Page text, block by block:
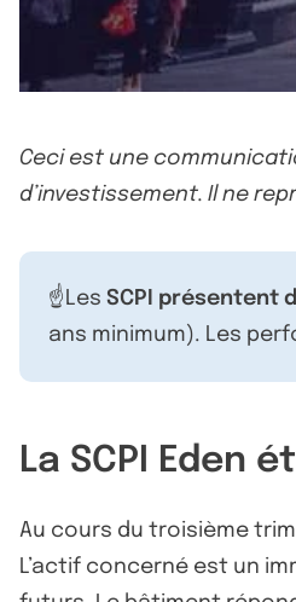
Ceci est une
d’investissement. Il ne
☝️Les SCPI présentent
ans minimum). Les
La SCPI Eden
Au cours du troisième
L’actif concerné est un